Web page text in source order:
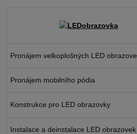
Pronájem velkoplošných LED
Pronájem mobilního pódia
Konstrukce pro LED obrazovky
Instalace a deinstalace LED obrazovek